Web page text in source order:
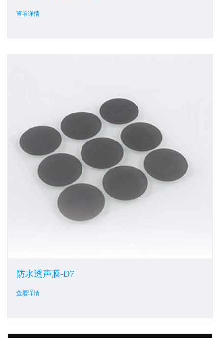
查看详情
防水透声膜-D7
查看详情